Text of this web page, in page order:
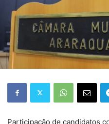
Participação de candidatos